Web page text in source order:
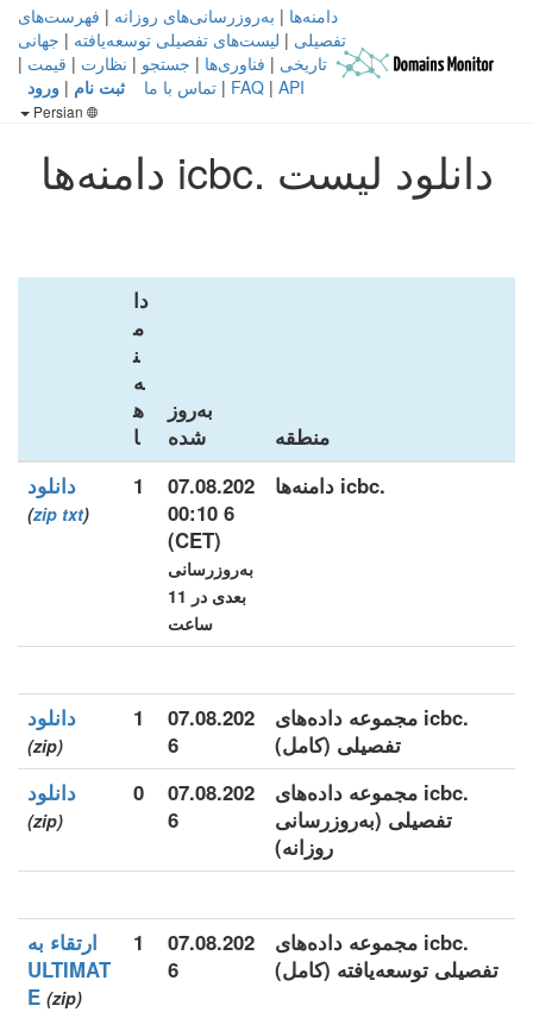
دامنه‌ها | به‌روزرسانی‌های روزانه | فهرست‌های
تفصیلی | لیست‌های تفصیلی توسعه‌یافته | جهانی
تاریخی | فناوری‌ها | جستجو | نظارت | قیمت |
FAQ | API
| تماس با ما ثبت نام | ورود
دانلود لیست .icbc دامنه‌ها
منطقه
به‌روز
شده
دا
م
ن
ه‌
ه
ا
.icbc دامنه‌ها
07.08.202
6 00:10
(CET)
به‌روزرسانی
بعدی در 11
ساعت
1 دانلود
(
zip txt
)
.icbc مجموعه داده‌های
تفصیلی (کامل)
07.08.202
6
1 دانلود
(zip)
.icbc مجموعه داده‌های
تفصیلی (به‌روزرسانی
روزانه)
07.08.202
6
0 دانلود
(zip)
.icbc مجموعه داده‌های
تفصیلی توسعه‌یافته (کامل)
07.08.202
6
1
ارتقاء به
ULTIMAT
E (zip)